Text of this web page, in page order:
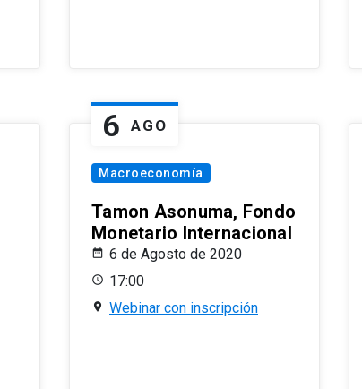
6 AGO
Macroeconomía
Tamon Asonuma, Fondo
Monetario Internacional
6 de Agosto de 2020
17:00
Webinar con inscripción